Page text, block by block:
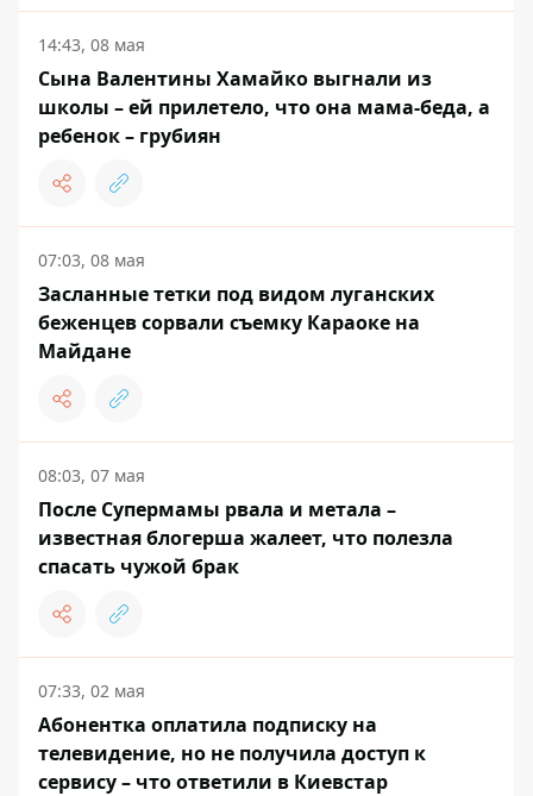
14:43, 08 мая
Сына Валентины Хамайко выгнали из
школы – ей прилетело, что она мама-беда, а
ребенок – грубиян
07:03, 08 мая
Засланные тетки под видом луганских
беженцев сорвали съемку Караоке на
Майдане
08:03, 07 мая
После Супермамы рвала и метала –
известная блогерша жалеет, что полезла
спасать чужой брак
07:33, 02 мая
Абонентка оплатила подписку на
телевидение, но не получила доступ к
сервису – что ответили в Киевстар